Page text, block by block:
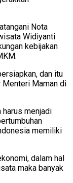
Nota
Widiyanti
kebijakan
dan itu
Menteri Maman di
menjadi
memiliki
dalam hal
maka banyak